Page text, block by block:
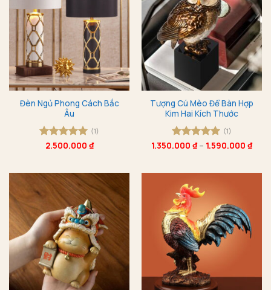
Đèn Ngủ Phong Cách Bắc
Âu
Được xếp
(1)
2.500.000 ₫
Tượng Cú Mèo Để Bàn Hợp
Kim Hai Kích Thước
Được xếp
(1)
1.350.000 ₫– 1.590.000 ₫